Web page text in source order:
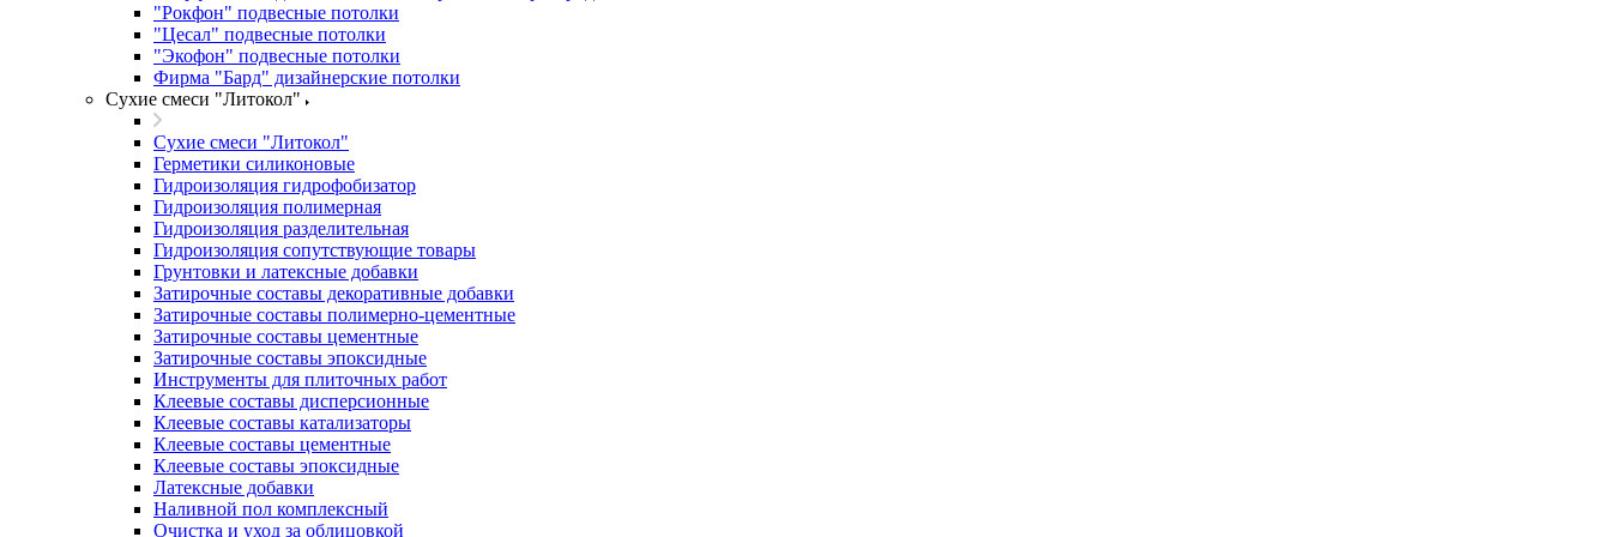
"Рокфон" подвесные потолки
"Цесал" подвесные потолки
"Экофон" подвесные потолки
Фирма "Бард" дизайнерские потолки
Сухие смеси "Литокол"
Сухие смеси "Литокол"
Герметики силиконовые
Гидроизоляция гидрофобизатор
Гидроизоляция полимерная
Гидроизоляция разделительная
Гидроизоляция сопутствующие товары
Грунтовки и латексные добавки
Затирочные составы декоративные добавки
Затирочные составы полимерно-цементные
Затирочные составы цементные
Затирочные составы эпоксидные
Инструменты для плиточных работ
Клеевые составы дисперсионные
Клеевые составы катализаторы
Клеевые составы цементные
Клеевые составы эпоксидные
Латексные добавки
Наливной пол комплексный
Очистка и уход за облицовкой